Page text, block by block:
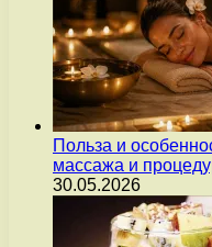
Польза и
массажа и
30.05.2026